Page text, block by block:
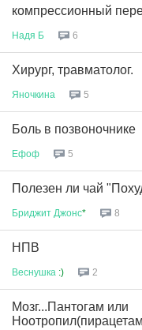
компрессионный
Надя Б 6
Хирург, травматолог.
Яночкина 5
Боль в позвоночнике
Ефоф 5
Полезен ли чай
Бриджит Джонс* 8
НПВ
Веснушка :) 2
Мозг...Пантогам или